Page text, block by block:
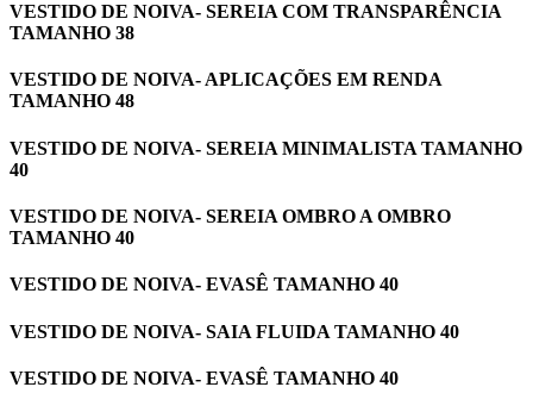
VESTIDO DE NOIVA- SEREIA COM TRANSPARÊNCIA
TAMANHO 38
VESTIDO DE NOIVA- APLICAÇÕES EM RENDA
TAMANHO 48
VESTIDO DE NOIVA- SEREIA MINIMALISTA TAMANHO
40
VESTIDO DE NOIVA- SEREIA OMBRO A OMBRO
TAMANHO 40
VESTIDO DE NOIVA- EVASÊ TAMANHO 40
VESTIDO DE NOIVA- SAIA FLUIDA TAMANHO 40
VESTIDO DE NOIVA- EVASÊ TAMANHO 40